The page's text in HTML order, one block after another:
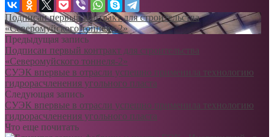
Подписан первый контракт для строительства
«Северомуйского тоннеля-2»
Предыдущая запись
Подписан первый контракт для строительства
«Северомуйского тоннеля-2»
СУЭК впервые в отрасли успешно применила технологию
гидрорасчленения угольного пласта
Следующая запись
СУЭК впервые в отрасли успешно применила технологию
гидрорасчленения угольного пласта
Что еще почитать